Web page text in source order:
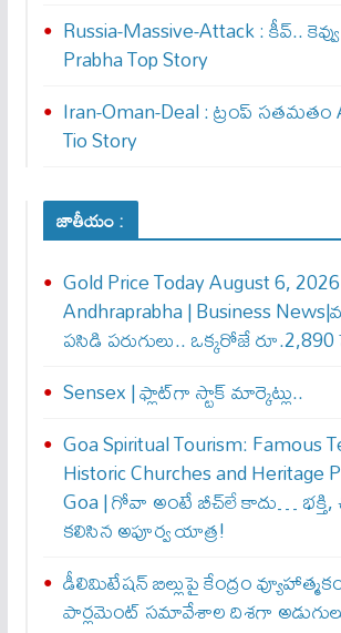
Russia-Massive-Attack : కీవ్‌..
Prabha Top Story
Iran-Oman-Deal : ట్రంప్ స‌త‌మ‌తం
Tio Story
జాతీయం :
Gold Price Today August 6,
Andhraprabha | Business
పసిడి పరుగులు.. ఒక్కరోజే
Sensex | ఫ్లాట్‌గా స్టాక్ మార్కెట్లు..
Goa Spiritual Tourism: Famous
Historic Churches and Heritage
Goa | గోవా అంటే బీచ్‌లే కాదు… భక్తి,
కలిసిన అపూర్వ యాత్ర!
డీలిమిటేషన్ బిల్లుపై కేంద్రం
పార్లమెంట్ సమావేశాల దిశగా